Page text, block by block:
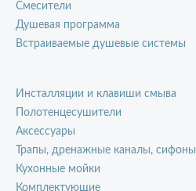
Смесители
Душевая программа
Встраиваемые душевые системы
Инсталляции и клавиши смыва
Полотенцесушители
Аксессуары
Трапы, дренажные каналы, сифоны
Кухонные мойки
Комплектующие